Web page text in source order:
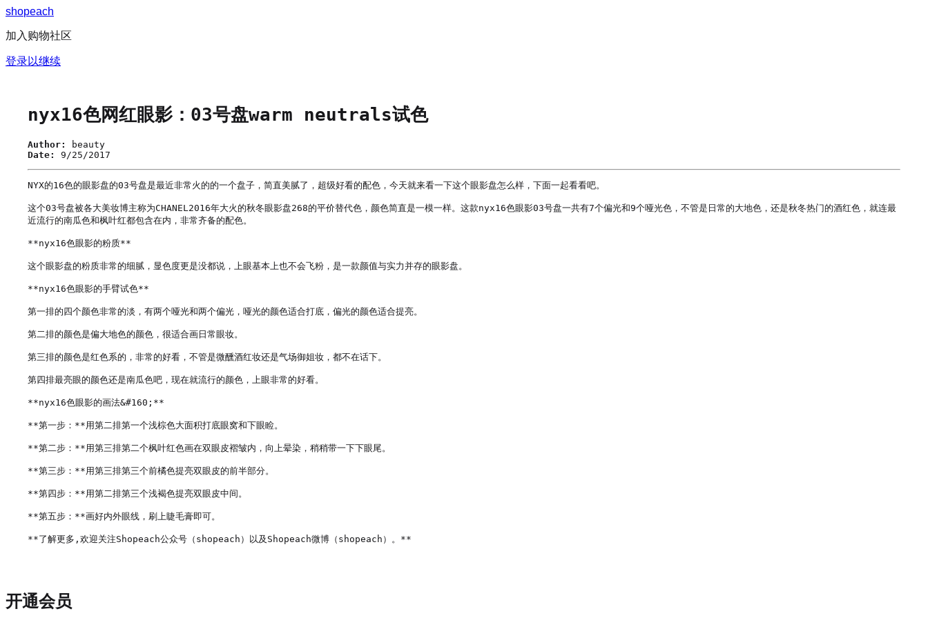
shopeach
加入购物社区
登录以继续
nyx16色网红眼影：03号盘warm neutrals试色
Author:
beauty
Date:
9/25/2017
NYX的16色的眼影盘的03号盘是最近非常火的的一个盘子，简直美腻了，超级好看的配色，今天就来看一下这个眼影盘怎么样，下面一起看看吧。
这个03号盘被各大美妆博主称为CHANEL2016年大火的秋冬眼影盘268的平价替代色，颜色简直是一模一样。这款nyx16色眼影03号盘一共有7个偏光和9个哑光色，不管是日常的大地色，还是秋冬热门的酒红色，就连最
近流行的南瓜色和枫叶红都包含在内，非常齐备的配色。
**nyx16色眼影的粉质**
这个眼影盘的粉质非常的细腻，显色度更是没都说，上眼基本上也不会飞粉，是一款颜值与实力并存的眼影盘。
**nyx16色眼影的手臂试色**
第一排的四个颜色非常的淡，有两个哑光和两个偏光，哑光的颜色适合打底，偏光的颜色适合提亮。
第二排的颜色是偏大地色的颜色，很适合画日常眼妆。
第三排的颜色是红色系的，非常的好看，不管是微醺酒红妆还是气场御姐妆，都不在话下。
第四排最亮眼的颜色还是南瓜色吧，现在就流行的颜色，上眼非常的好看。
**nyx16色眼影的画法&#160;**
**第一步：**用第二排第一个浅棕色大面积打底眼窝和下眼睑。
**第二步：**用第三排第二个枫叶红色画在双眼皮褶皱内，向上晕染，稍稍带一下下眼尾。
**第三步：**用第三排第三个前橘色提亮双眼皮的前半部分。
**第四步：**用第二排第三个浅褐色提亮双眼皮中间。
**第五步：**画好内外眼线，刷上睫毛膏即可。
开通会员